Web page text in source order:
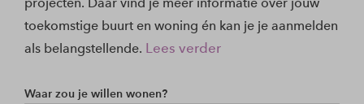
toekomstige buurt en woning én kan je je aanmelden
als belangstellende. Lees verder
Waar zou je willen wonen?